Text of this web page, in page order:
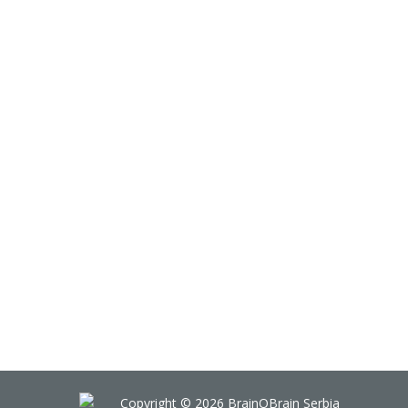
Copyright © 2026 BrainOBrain Serbia